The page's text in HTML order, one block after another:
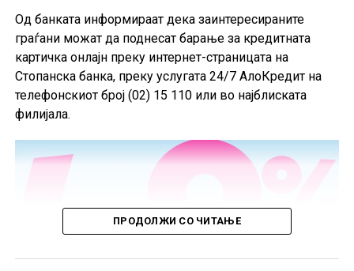
од 2025 година.
Од банката информираат дека заинтересираните
граѓани можат да поднесат барање за кредитната
картичка онлајн преку интернет-страницата на
Стопанска банка, преку услугата 24/7 АлоКредит на
телефонскиот број (02) 15 110 или во најблиската
филијала.
ПРОДОЛЖИ СО ЧИТАЊЕ